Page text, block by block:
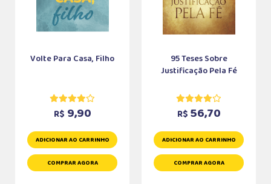
Volte Para Casa, Filho
R$ 9,90
ADICIONAR AO CARRINHO
COMPRAR AGORA
95 Teses Sobre
Justificação Pela Fé
R$ 56,70
ADICIONAR AO CARRINHO
COMPRAR AGORA